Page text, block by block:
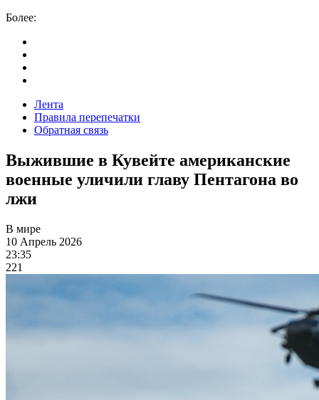
Более:
Лента
Правила перепечатки
Обратная связь
Выжившие в Кувейте американские
военные уличили главу Пентагона во
лжи
В мире
10 Апрель 2026
23:35
221